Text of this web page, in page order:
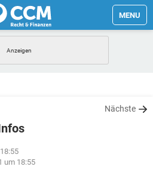
MENU
Nächste
um 18:55